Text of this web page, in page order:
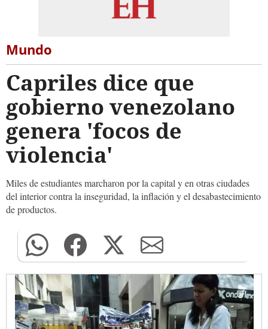
Mundo
Capriles dice que
gobierno venezolano
genera 'focos de
violencia'
Miles de estudiantes marcharon por la capital y en otras ciudades
del interior contra la inseguridad, la inflación y el desabastecimiento
de productos.